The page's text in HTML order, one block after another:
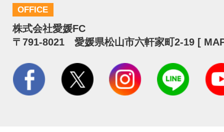
OFFICE
株式会社愛媛FC
〒791-8021 愛媛県松山市六軒家町2-19 [